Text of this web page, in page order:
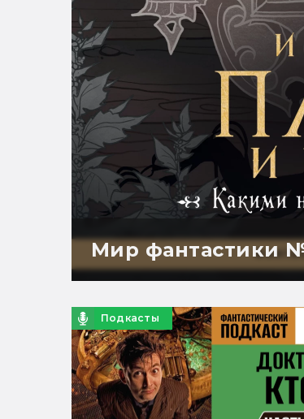
Мир фантастики №
Подкасты